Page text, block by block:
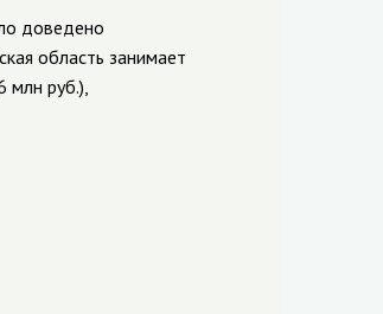
доведено
область занимает
млн руб.),